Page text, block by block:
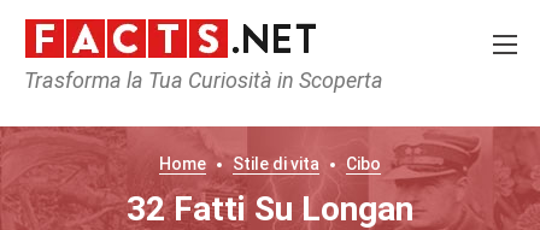
Trasforma la Tua Curiosità in Scoperta
Home Stile di vita Cibo
32 Fatti Su Longan